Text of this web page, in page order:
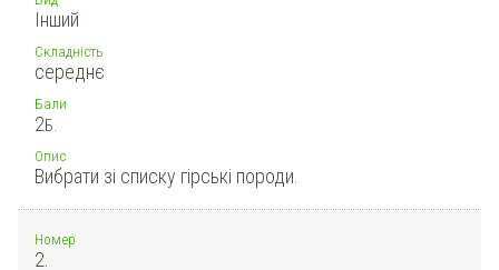
Інший
Складність
середнє
Бали
2Б.
Опис
Вибрати зі списку гірські породи.
Номер
2.